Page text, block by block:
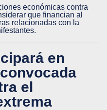
económicas contra
que financian al
relacionadas con la
en
el